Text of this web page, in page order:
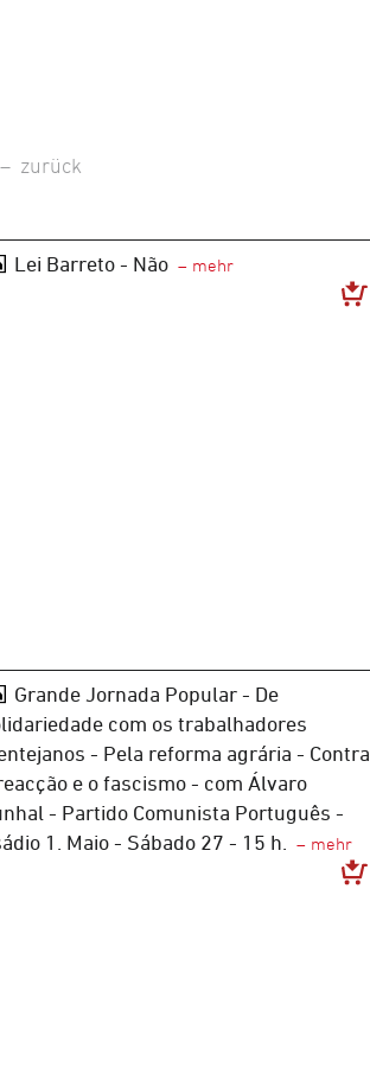
– zurück
Lei Barreto - Não
Grande Jornada Popular - De
com os trabalhadores
- Pela reforma agrária - Contra
e o fascismo - com Álvaro
- Partido Comunista Português -
1. Maio - Sábado 27 - 15 h.